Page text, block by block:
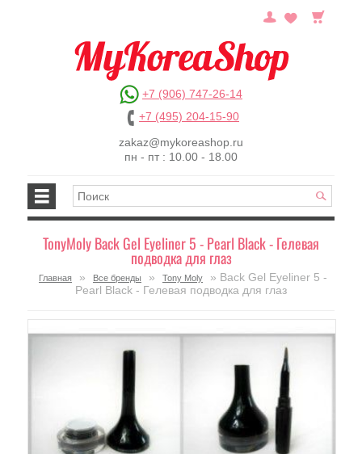
+7 (906) 747-26-14
+7 (495) 204-15-90
zakaz@mykoreashop.ru
пн - пт : 10.00 - 18.00
TonyMoly Back Gel Eyeliner 5 - Pearl Black - Гелевая
подводка для глаз
Главная » Все бренды » Tony Moly
» Back Gel Eyeliner 5 -
Pearl Black - Гелевая подводка для глаз